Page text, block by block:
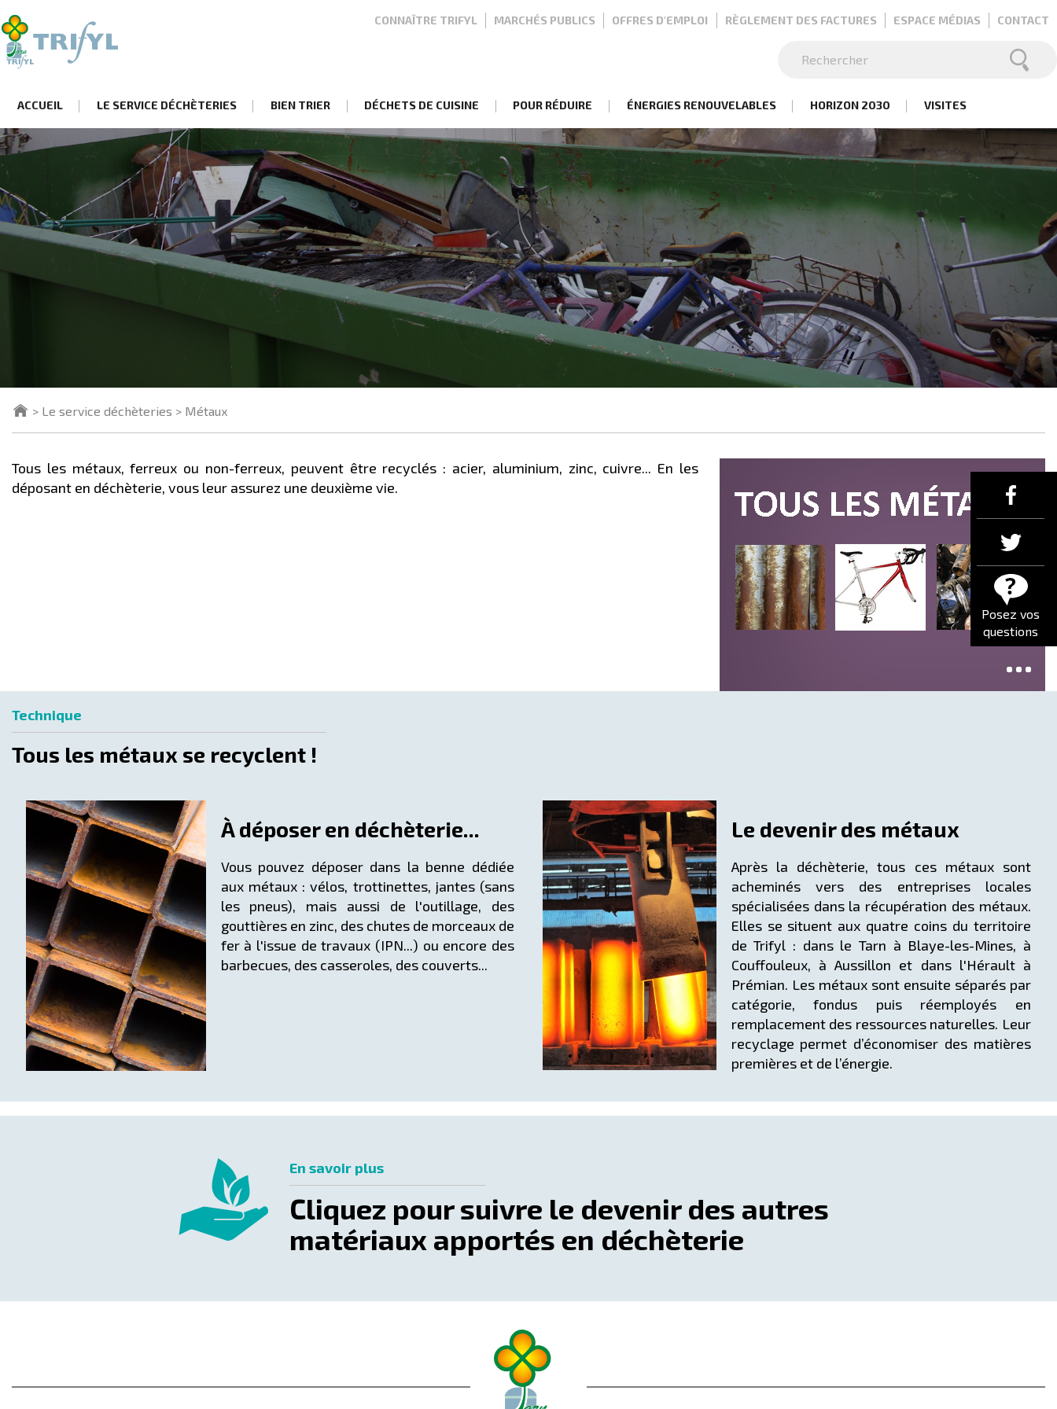
Aller
au
contenu
principal
CONNAÎTRE TRIFYL MARCHÉS PUBLICS OFFRES D'EMPLOI RÈGLEMENT DES FACTURES ESPACE MÉDIAS CONTACT
Rechercher
ACCUEIL LE SERVICE DÉCHÈTERIES BIEN TRIER DÉCHETS DE CUISINE POUR RÉDUIRE ÉNERGIES RENOUVELABLES HORIZON 2030 VISITES
Le service déchèteries Métaux
Tous les métaux, ferreux ou non-ferreux, peuvent être recyclés : acier, aluminium, zinc, cuivre... En les
déposant en déchèterie, vous leur assurez une deuxième vie.
Technique
Tous les métaux se recyclent !
À déposer en déchèterie...
Vous pouvez déposer dans la benne dédiée
aux métaux : vélos, trottinettes, jantes (sans
les pneus), mais aussi de l'outillage, des
gouttières en zinc, des chutes de morceaux de
fer à l'issue de travaux (IPN...) ou encore des
barbecues, des casseroles, des couverts...
Le devenir des métaux
Après la déchèterie, tous ces métaux sont
acheminés vers des entreprises locales
spécialisées dans la récupération des métaux.
Elles se situent aux quatre coins du territoire
de Trifyl : dans le Tarn à Blaye-les-Mines, à
Couffouleux, à Aussillon et dans l'Hérault à
Prémian. Les métaux sont ensuite séparés par
catégorie, fondus puis réemployés en
remplacement des ressources naturelles. Leur
recyclage permet d’économiser des matières
premières et de l’énergie.
En savoir plus
Cliquez pour suivre le devenir des autres
matériaux apportés en déchèterie
Posez vos
questions